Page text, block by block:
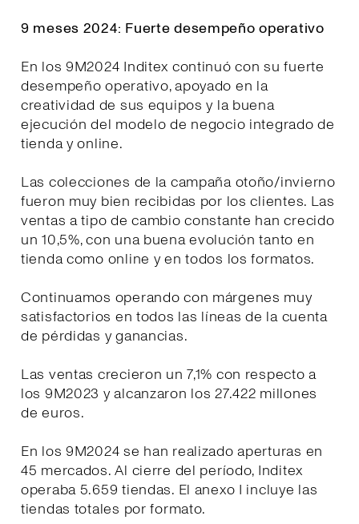
9 meses 2024: Fuerte desempeño operativo
En los 9M2024 Inditex continuó con su fuerte
desempeño operativo, apoyado en la
creatividad de sus equipos y la buena
ejecución del modelo de negocio integrado de
tienda y online.
Las colecciones de la campaña otoño/invierno
fueron muy bien recibidas por los clientes. Las
ventas a tipo de cambio constante han crecido
un 10,5%, con una buena evolución tanto en
tienda como online y en todos los formatos.
Continuamos operando con márgenes muy
satisfactorios en todos las líneas de la cuenta
de pérdidas y ganancias.
Las ventas crecieron un 7,1% con respecto a
los 9M2023 y alcanzaron los 27.422 millones
de euros.
En los 9M2024 se han realizado aperturas en
45 mercados. Al cierre del período, Inditex
operaba 5.659 tiendas. El anexo I incluye las
tiendas totales por formato.